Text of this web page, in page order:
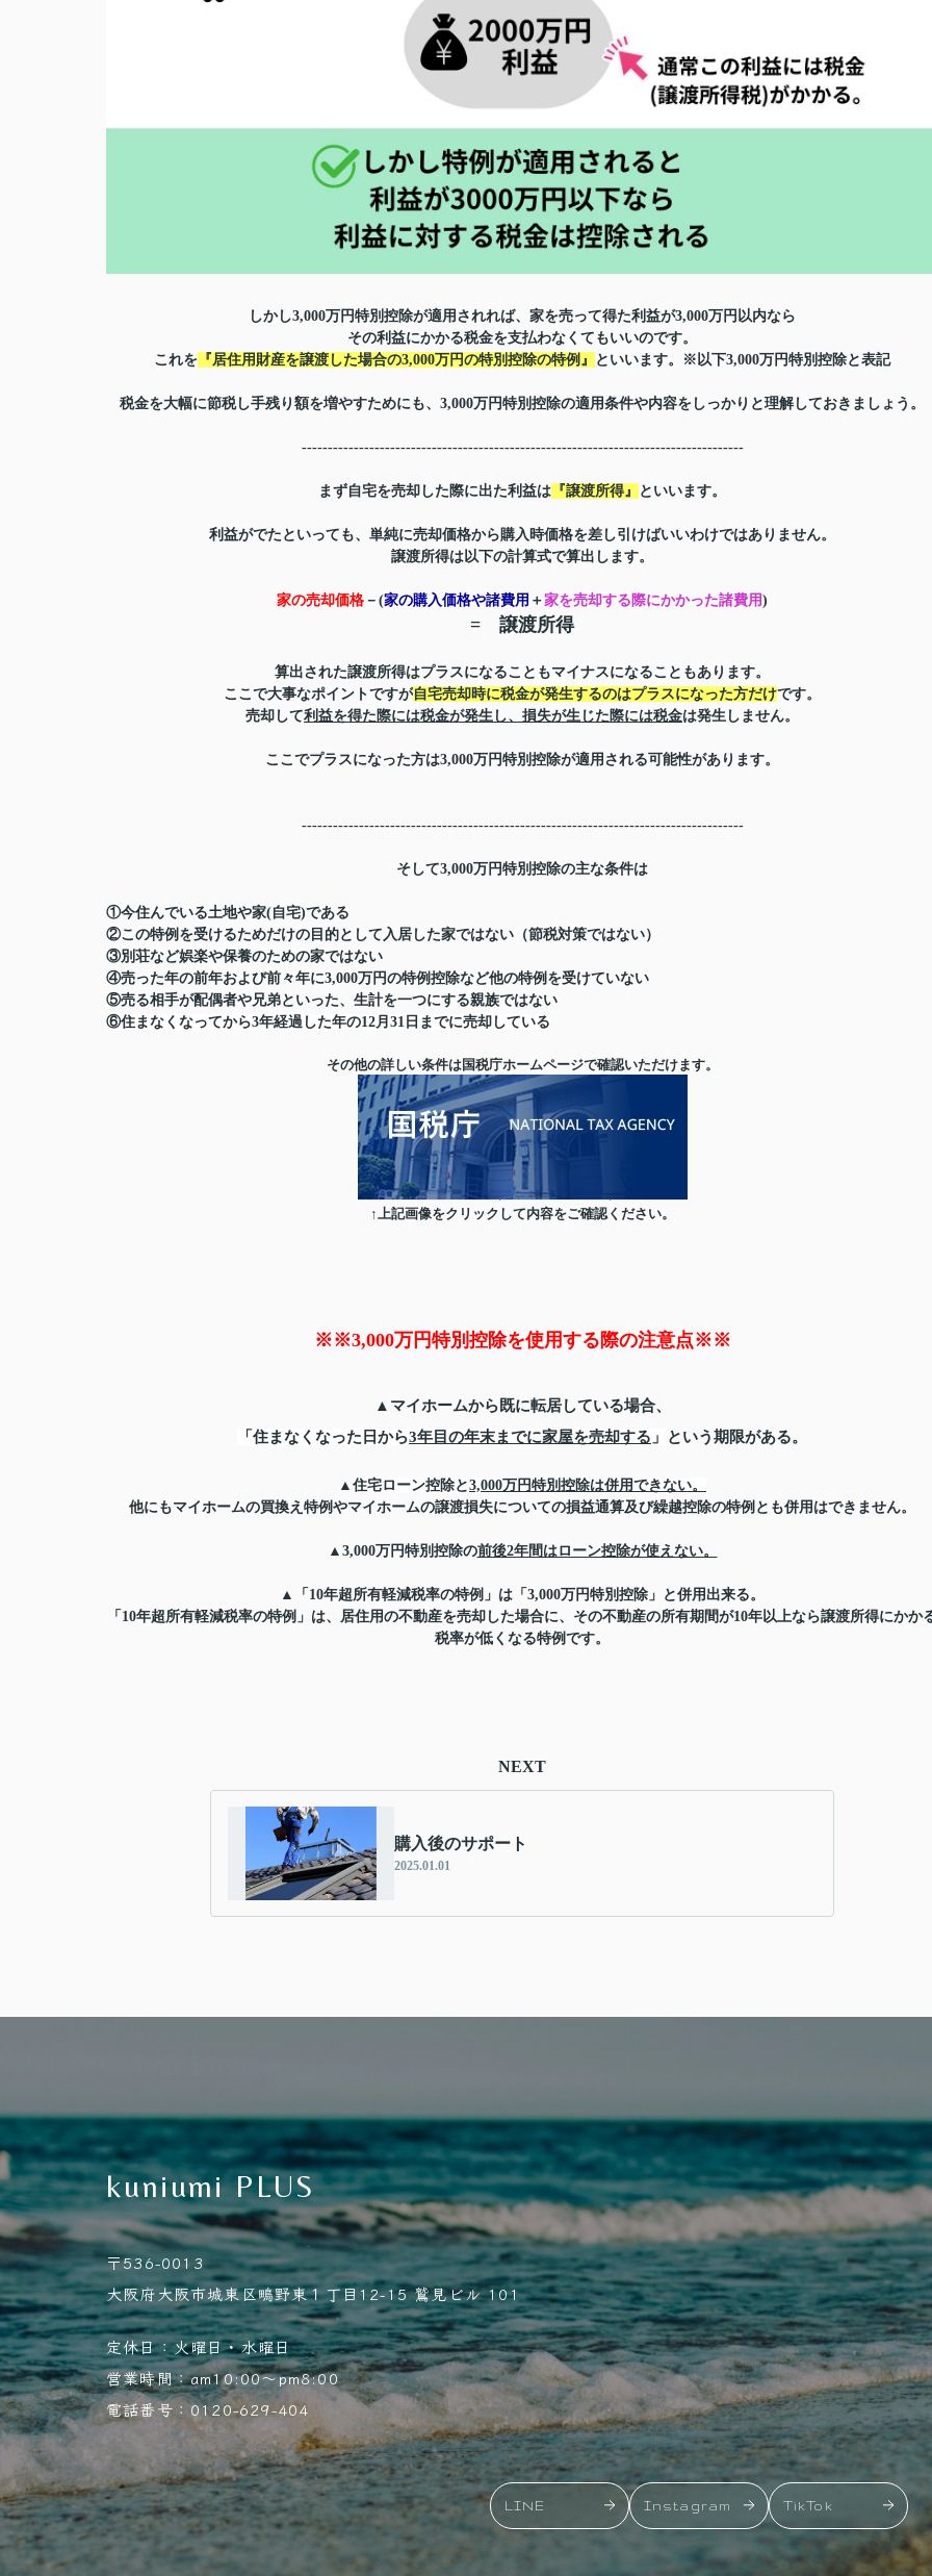
しかし3,000万円特別控除が適用されれば、家を売って得た利益が3,000万円以内なら
その利益にかかる税金を支払わなくてもいいのです。
これを 『居住用財産を譲渡した場合の3,000万円の特別控除の特例』 といいます。※以下3,000万円特別控除と表記
税金を大幅に節税し手残り額を増やすためにも、3,000万円特別控除の適用条件や内容をしっかりと理解しておきましょう。
-------------------------------------------------------------------------------------
まず自宅を売却した際に出た利益は 『譲渡所得』 といいます。
利益がでたといっても、単純に売却価格から購入時価格を差し引けばいいわけではありません。
譲渡所得は以下の計算式で算出します。
家の売却価格 －(家の購入価格や諸費用 ＋家を売却する際にかかった諸費用)
= 譲渡所得
算出された譲渡所得はプラスになることもマイナスになることもあります。
ここで大事なポイントですが自宅売却時に税金が発生するのはプラスになった方だけです。
売却して利益を得た際には税金が発生し、損失が生じた際には税金は発生しません。
ここでプラスになった方は3,000万円特別控除が適用される可能性があります。
-------------------------------------------------------------------------------------
そして3,000万円特別控除の主な条件は
①今住んでいる土地や家(自宅)である
②この特例を受けるためだけの目的として入居した家ではない（節税対策ではない）
③別荘など娯楽や保養のための家ではない
④売った年の前年および前々年に3,000万円の特例控除など他の特例を受けていない
⑤売る相手が配偶者や兄弟といった、生計を一つにする親族ではない
⑥住まなくなってから3年経過した年の12月31日までに売却している
その他の詳しい条件は国税庁ホームページで確認いただけます。
↑上記画像をクリックして内容をご確認ください。
※※3,000万円特別控除を使用する際の注意点※※
▲マイホームから既に転居している場合、
「住まなくなった日から3年目の年末までに家屋を売却する 」 という期限がある。
▲ 住宅ローン控除と3,000万円特別控除は併用できない。
他にもマイホームの買換え特例やマイホームの譲渡損失についての損益通算及び繰越控除の特例とも併用はできません。
▲3,000万円特別控除の前後2年間はローン控除が使えない。
▲「10年超所有軽減税率の特例」は「3,000万円特別控除」と併用出来る。
「10年超所有軽減税率の特例」は、居住用の不動産を売却した場合に、その不動産の所有期間が10年以上なら譲渡所得にかか
税率が低くなる特例です。
NEXT
購入後のサポート
2025.01.01
kuniumi PLUS
〒536-0013
大阪府大阪市城東区鴫野東１丁目12-15 鷲見ビル 101
定休日：火曜日・水曜日
営業時間：am10:00～pm8:00
電話番号：0120-629-404
LINE Instagram TikTok